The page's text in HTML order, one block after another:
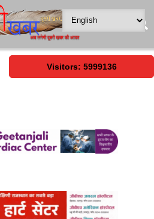
Visitors: 5999136